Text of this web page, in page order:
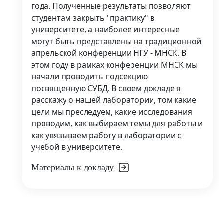
года. Полученные результаты позволяют
студентам закрыть "практику" в
университете, а наиболее интересные
могут быть представлены на традиционной
апрельской конференции НГУ - МНСК. В
этом году в рамках конференции МНСК мы
начали проводить подсекцию
посвященную СУБД. В своем докладе я
расскажу о нашей лаборатории, том какие
цели мы преследуем, какие исследования
проводим, как выбираем темы для работы и
как увязываем работу в лаборатории с
учебой в университете.
Материалы к докладу